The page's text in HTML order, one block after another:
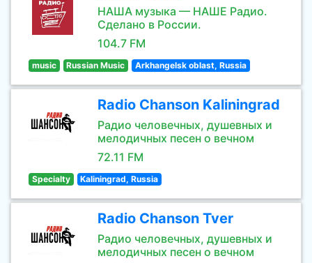
НАША музыка — НАШЕ Радио.
Сделано в России.
104.7 FM
music Russian Music Arkhangelsk oblast, Russia
Radio Chanson Kaliningrad
Радио человечных, душевных и
мелодичных песен о вечном
72.11 FM
Specialty Kaliningrad, Russia
Radio Chanson Tver
Радио человечных, душевных и
мелодичных песен о вечном